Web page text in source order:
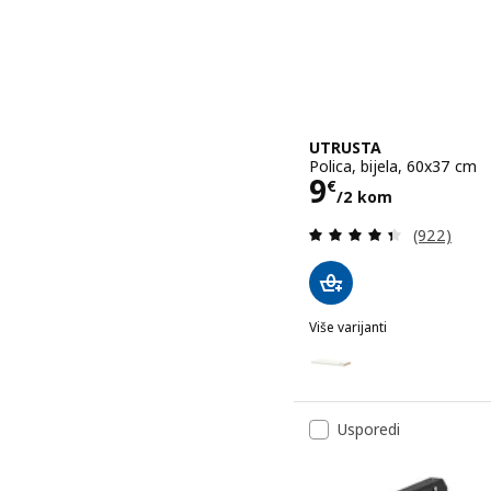
UTRUSTA
Polica, bijela, 60x37 cm
9€
/2 kom
Cijena 9€/2
Revizija:
(922)
Više varijanti
Mogućnost: UTRUSTA,
Mogućnost: UTRUSTA,
Mogućnost: UTRUSTA,
Usporedi